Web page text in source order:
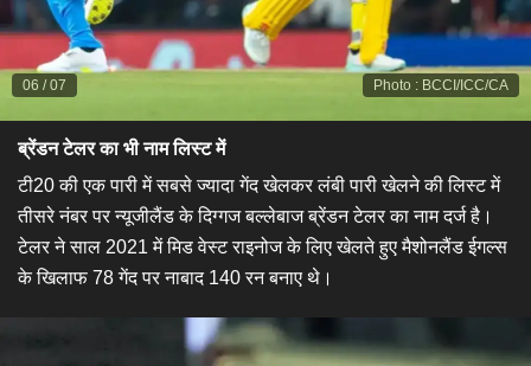
Photo : BCCI/ICC/CA
06 /07
ब्रेंडन टेलर का भी नाम लिस्ट में
टी20 की एक पारी में सबसे ज्यादा गेंद खेलकर लंबी पारी खेलने की लिस्ट में
तीसरे नंबर पर न्यूजीलैंड के दिग्गज बल्लेबाज ब्रेंडन टेलर का नाम दर्ज है।
टेलर ने साल 2021 में मिड वेस्ट राइनोज के लिए खेलते हुए मैशोनलैंड ईगल्स
के खिलाफ 78 गेंद पर नाबाद 140 रन बनाए थे।